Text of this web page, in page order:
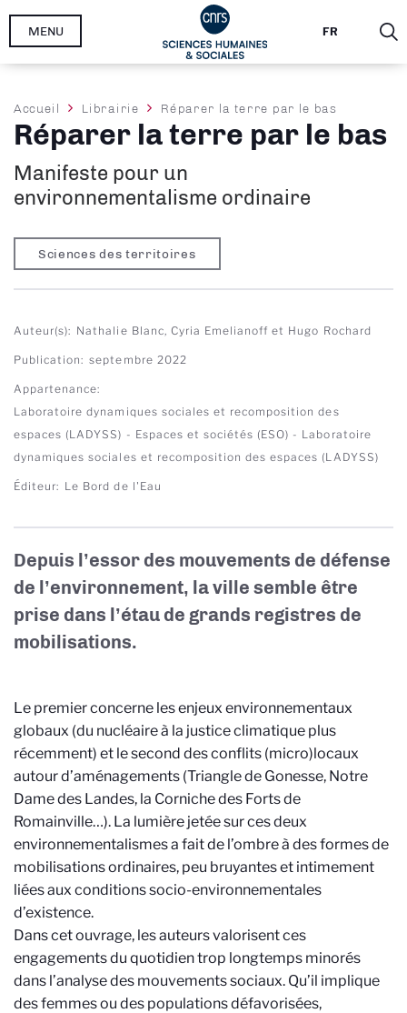
Aller
FR
MENU
Fil
d'Ariane
Accueil Librairie Réparer la terre par le bas
Réparer la terre par le bas
Manifeste pour un
environnementalisme ordinaire
Sciences des territoires
Auteur(s) Nathalie Blanc, Cyria Emelianoff et Hugo Rochard
Publication septembre 2022
Appartenance
Laboratoire dynamiques sociales et recomposition des
espaces (LADYSS) - Espaces et sociétés (ESO) - Laboratoire
dynamiques sociales et recomposition des espaces (LADYSS)
Éditeur Le Bord de l'Eau
Depuis l’essor des mouvements de défense
de l’environnement, la ville semble être
prise dans l’étau de grands registres de
mobilisations.
Le premier concerne les enjeux environnementaux
globaux (du nucléaire à la justice climatique plus
récemment) et le second des conflits (micro)locaux
autour d’aménagements (Triangle de Gonesse, Notre
Dame des Landes, la Corniche des Forts de
Romainville…). La lumière jetée sur ces deux
environnementalismes a fait de l’ombre à des formes de
mobilisations ordinaires, peu bruyantes et intimement
liées aux conditions socio-environnementales
d’existence.
Dans cet ouvrage, les auteurs valorisent ces
engagements du quotidien trop longtemps minorés
dans l’analyse des mouvements sociaux. Qu’il implique
des femmes ou des populations défavorisées,